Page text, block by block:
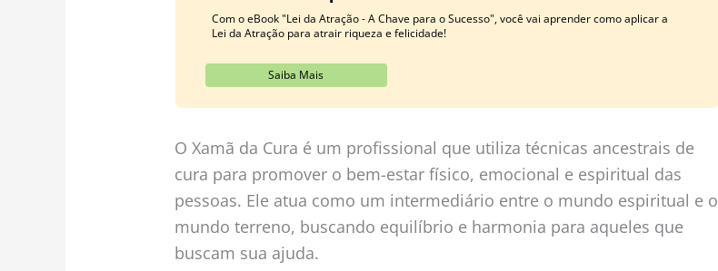
Com o eBook "Lei da Atração - A Chave para o Sucesso", você vai aprender como aplicar a
Lei da Atração para atrair riqueza e felicidade!
Saiba Mais
O Xamã da Cura é um profissional que utiliza técnicas ancestrais de
cura para promover o bem-estar físico, emocional e espiritual das
pessoas. Ele atua como um intermediário entre o mundo espiritual e o
mundo terreno, buscando equilíbrio e harmonia para aqueles que
buscam sua ajuda.